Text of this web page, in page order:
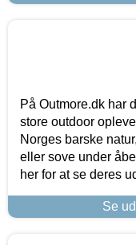
På Outmore.dk har
store outdoor
Norges barske
eller sove under
her for at se deres
Se